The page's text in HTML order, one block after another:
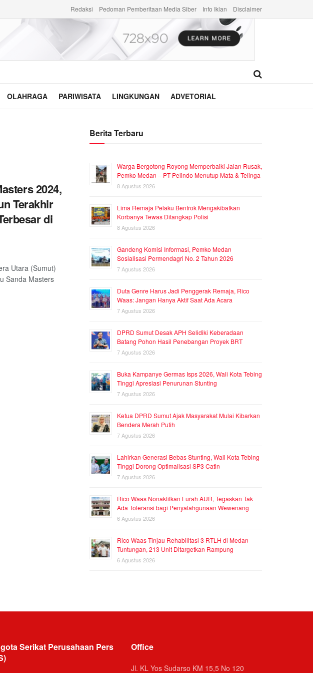
Redaksi Pedoman Pemberitaan Media Siber Info Iklan Disclaimer
OLAHRAGA PARIWISATA LINGKUNGAN ADVETORIAL
2024,
Terakhir
di
Utara (Sumut)
Sanda Masters
Berita Terbaru
Warga Bergotong Royong Memperbaiki Jalan Rusak,
Pemko Medan – PT Pelindo Menutup Mata & Telinga
8 Agustus 2026
Lima Remaja Pelaku Bentrok Mengakibatkan
Korbanya Tewas Ditangkap Polisi
8 Agustus 2026
Gandeng Komisi Informasi, Pemko Medan
Sosialisasi Permendagri No. 2 Tahun 2026
7 Agustus 2026
Duta Genre Harus Jadi Penggerak Remaja, Rico
Waas: Jangan Hanya Aktif Saat Ada Acara
7 Agustus 2026
DPRD Sumut Desak APH Selidiki Keberadaan
Batang Pohon Hasil Penebangan Proyek BRT
7 Agustus 2026
Buka Kampanye Germas Isps 2026, Wali Kota Tebing
Tinggi Apresiasi Penurunan Stunting
7 Agustus 2026
Ketua DPRD Sumut Ajak Masyarakat Mulai Kibarkan
Bendera Merah Putih
7 Agustus 2026
Lahirkan Generasi Bebas Stunting, Wali Kota Tebing
Tinggi Dorong Optimalisasi SP3 Catin
7 Agustus 2026
Rico Waas Nonaktifkan Lurah AUR, Tegaskan Tak
Ada Toleransi bagi Penyalahgunaan Wewenang
6 Agustus 2026
Rico Waas Tinjau Rehabilitasi 3 RTLH di Medan
Tuntungan, 213 Unit Ditargetkan Rampung
6 Agustus 2026
Serikat Perusahaan Pers
Office
Jl. KL Yos Sudarso KM 15,5 No 120